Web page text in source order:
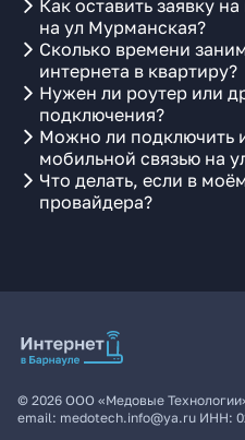
Как оставить заявку
на ул Мурманская?
Сколько времени
интернета в квартиру?
Нужен ли роутер или
подключения?
Можно ли подключить
мобильной связью на
Что делать, если в
провайдера?
© 2026 ООО «Медовые
email: medotech.info@ya.ru ИНН: